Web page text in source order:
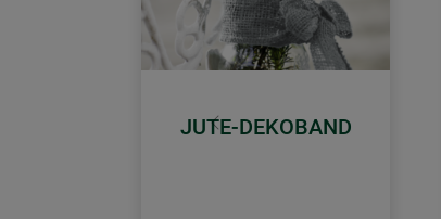
JUTE-DEKOBAND
Zurück